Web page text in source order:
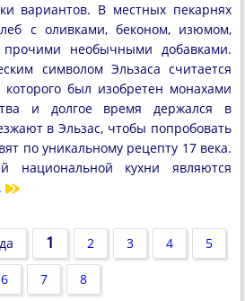
вариантов. В местных пекарнях
с оливками, беконом, изюмом,
необычными добавками.
символом Эльзаса считается
был изобретен монахами
и долгое время держался в
в Эльзас, чтобы попробовать
по уникальному рецепту 17 века.
национальной кухни являются
1 2 3 4 5
6 7 8